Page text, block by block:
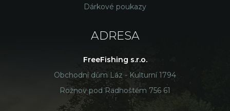
Dárkové poukazy
ADRESA
FreeFishing s.r.o.
Obchodní dům Láz - Kulturní 1794
Rožnov pod Radhoštěm 756 61